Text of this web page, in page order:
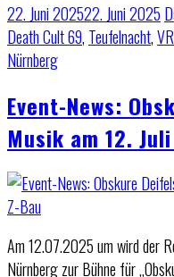
22. Juni 202522. Juni 2025
Death Cult 69, Teufelnacht,
Nürnberg
Event-News:
Musik am 12.
Am 12.07.2025 um wird der
Nürnberg zur Bühne für